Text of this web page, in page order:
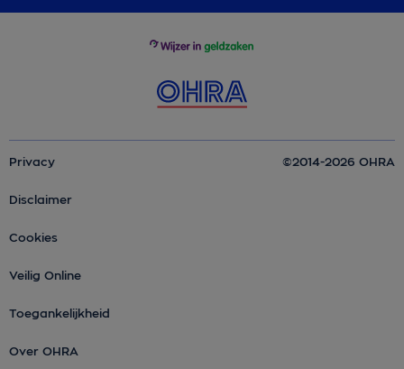
Privacy
Disclaimer
Cookies
Veilig Online
Toegankelijkheid
Over OHRA
©2014-2026 OHRA